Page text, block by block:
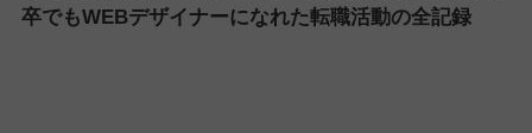
卒でもWEBデザイナーになれた転職活動の全記録